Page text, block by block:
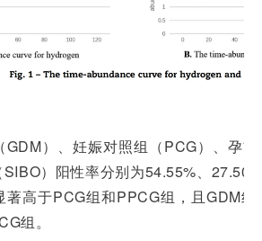
GDM）、妊娠对照组（PCG）、孕
SIBO） 阳性率分别为54.55%、
著高于PCG组和PPCG组，且GDM
组。